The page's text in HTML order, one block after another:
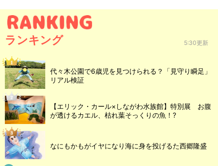
ランキング 5:30更新
代々木公園で6歳児を見つけられる？「見守り瞬足」
リアル検証
【エリック・カール×しながわ水族館】特別展 お腹
が透けるカエル、枯れ葉そっくりの魚！?
なにもかもがイヤになり海に身を投げるた西郷隆盛